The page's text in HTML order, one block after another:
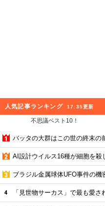
人気記事ランキング 17:35更新
不思議ベスト10！
バッタの大群はこの世の終末の
AI設計ウイルス16種が細胞を殺
ブラジル金属球体UFO事件の機
「見世物サーカス」で最も愛さ